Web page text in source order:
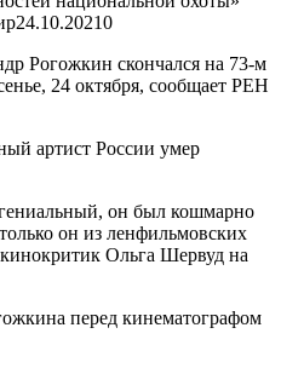
24.10.20210
Рогожкин скончался на 73-м
24 октября, сообщает РЕН
артист России умер
он был кошмарно
он из ленфильмовских
Ольга Шервуд на
перед кинематографом